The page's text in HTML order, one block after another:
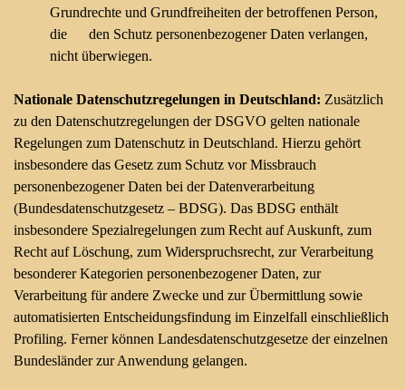
Grundrechte und Grundfreiheiten der betroffenen Person,
die den Schutz personenbezogener Daten verlangen,
nicht überwiegen.
Nationale Datenschutzregelungen in Deutschland: Zusätzlich
zu den Datenschutzregelungen der DSGVO gelten nationale
Regelungen zum Datenschutz in Deutschland. Hierzu gehört
insbesondere das Gesetz zum Schutz vor Missbrauch
personenbezogener Daten bei der Datenverarbeitung
(Bundesdatenschutzgesetz – BDSG). Das BDSG enthält
insbesondere Spezialregelungen zum Recht auf Auskunft, zum
Recht auf Löschung, zum Widerspruchsrecht, zur Verarbeitung
besonderer Kategorien personenbezogener Daten, zur
Verarbeitung für andere Zwecke und zur Übermittlung sowie
automatisierten Entscheidungsfindung im Einzelfall einschließlich
Profiling. Ferner können Landesdatenschutzgesetze der einzelnen
Bundesländer zur Anwendung gelangen.